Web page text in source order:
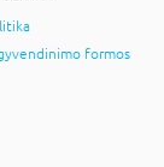
formos